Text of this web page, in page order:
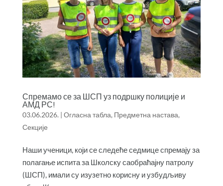
Спремамо се за ШСП уз подршку полиције и
АМД РС!
03.06.2026. | Огласна табла, Предметна настава,
Секције
Наши ученици, који се следеће седмице спремају за
полагање испита за Школску саобраћајну патролу
(ШСП), имали су изузетно корисну и узбудљиву